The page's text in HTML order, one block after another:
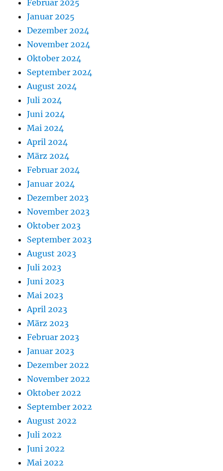
Februar 2025
Januar 2025
Dezember 2024
November 2024
Oktober 2024
September 2024
August 2024
Juli 2024
Juni 2024
Mai 2024
April 2024
März 2024
Februar 2024
Januar 2024
Dezember 2023
November 2023
Oktober 2023
September 2023
August 2023
Juli 2023
Juni 2023
Mai 2023
April 2023
März 2023
Februar 2023
Januar 2023
Dezember 2022
November 2022
Oktober 2022
September 2022
August 2022
Juli 2022
Juni 2022
Mai 2022